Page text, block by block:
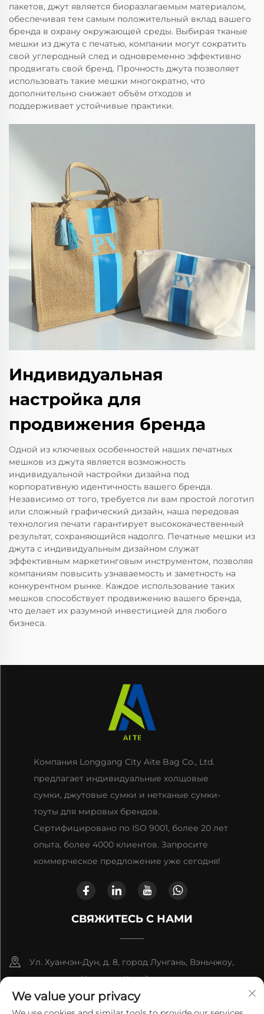
пакетов, джут является биоразлагаемым материалом,
обеспечивая тем самым положительный вклад вашего
бренда в охрану окружающей среды. Выбирая тканые
мешки из джута с печатью, компании могут сократить
свой углеродный след и одновременно эффективно
продвигать свой бренд. Прочность джута позволяет
использовать такие мешки многократно, что
дополнительно снижает объём отходов и
поддерживает устойчивые практики.
Индивидуальная
настройка для
продвижения бренда
Одной из ключевых особенностей наших печатных
мешков из джута является возможность
индивидуальной настройки дизайна под
корпоративную идентичность вашего бренда.
Независимо от того, требуется ли вам простой логотип
или сложный графический дизайн, наша передовая
технология печати гарантирует высококачественный
результат, сохраняющийся надолго. Печатные мешки из
джута с индивидуальным дизайном служат
эффективным маркетинговым инструментом, позволяя
компаниям повысить узнаваемость и заметность на
конкурентном рынке. Каждое использование таких
мешков способствует продвижению вашего бренда,
что делает их разумной инвестицией для любого
бизнеса.
Компания Longgang City Aite Bag Co., Ltd.
предлагает индивидуальные холщовые
сумки, джутовые сумки и нетканые сумки-
тоуты для мировых брендов.
Сертифицировано по ISO 9001, более 20 лет
опыта, более 4000 клиентов. Запросите
коммерческое предложение уже сегодня!
СВЯЖИТЕСЬ С НАМИ
Ул. Хуанчэн-Дун, д. 8, город Лунгань, Вэньчжоу,
провинция Чжэцзян, Китай
+86-13868363329
We value your privacy